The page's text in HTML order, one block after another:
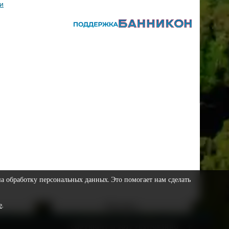
персональных данных. Это помогает нам сделать
.